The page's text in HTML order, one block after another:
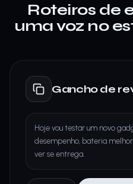
Roteiros de
uma voz no
Gancho de
Hoje vou testar um novo
desempenho, bateria
ver se entrega.